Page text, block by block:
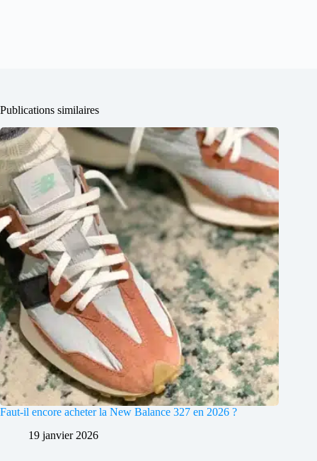
Publications similaires
Faut-il encore acheter la New Balance 327 en 2026 ?
19 janvier 2026